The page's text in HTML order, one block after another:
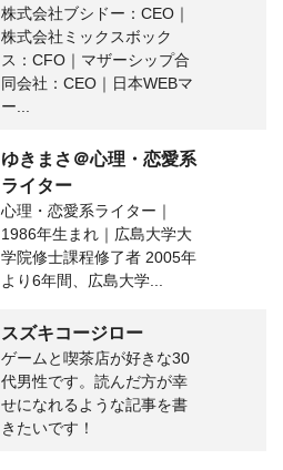
株式会社ブシドー：CEO｜
株式会社ミックスボック
ス：CFO｜マザーシップ合
同会社：CEO｜日本WEBマ
ー...
ゆきまさ＠心理・恋愛系
ライター
心理・恋愛系ライター｜
1986年生まれ｜広島大学大
学院修士課程修了者 2005年
より6年間、広島大学...
スズキコージロー
ゲームと喫茶店が好きな30
代男性です。読んだ方が幸
せになれるような記事を書
きたいです！